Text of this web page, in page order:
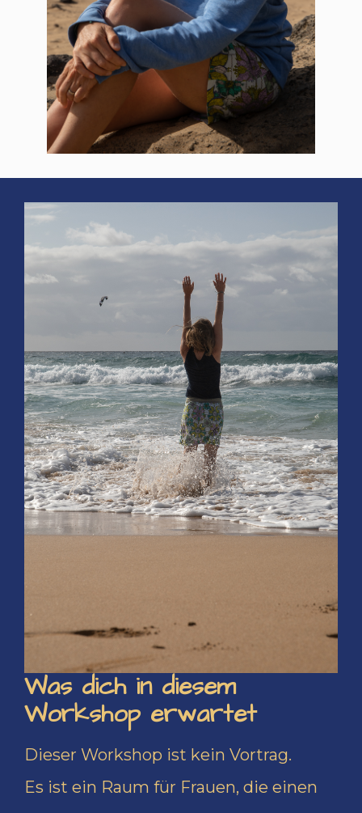
Was dich in diesem
Workshop erwartet
Dieser Workshop ist kein Vortrag.
Es ist ein Raum für Frauen, die einen